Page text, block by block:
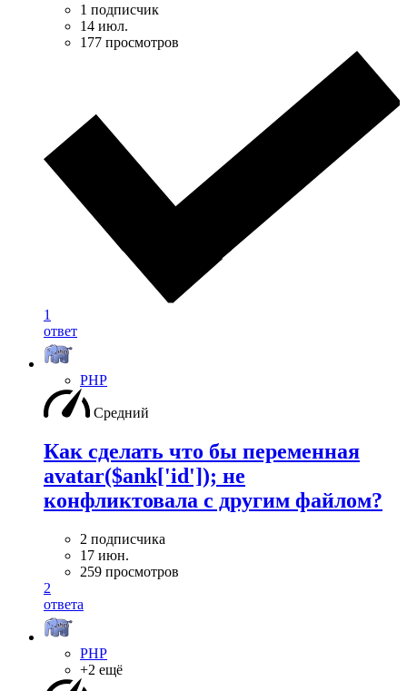
1 подписчик
14 июл.
177 просмотров
1
ответ
PHP
Средний
Как сделать что бы переменная
avatar($ank['id']); не
конфликтовала с другим файлом?
2 подписчика
17 июн.
259 просмотров
2
ответа
PHP
+2 ещё